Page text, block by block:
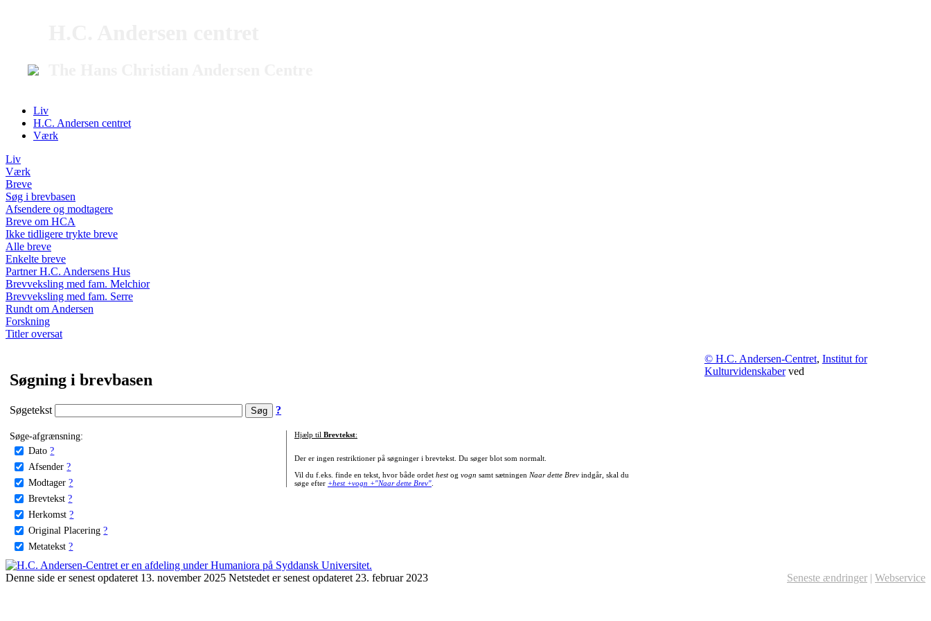
Liv
H.C. Andersen centret
Værk
Liv
Værk
Breve
Søg i brevbasen
Afsendere og modtagere
Breve om HCA
Ikke tidligere trykte breve
Alle breve
Enkelte breve
Partner H.C. Andersens Hus
Brevveksling med fam. Melchior
Brevveksling med fam. Serre
Rundt om Andersen
Forskning
Titler oversat
Søgning i brevbasen
Søgetekst ?
Søge-afgrænsning:
Dato ?
Afsender ?
Modtager ?
Brevtekst ?
Herkomst ?
Original Placering ?
Metatekst ?
Hjælp til Brevtekst:
Der er ingen restriktioner på søgninger i brevtekst. Du søger blot som normalt.
Vil du f.eks. finde en tekst, hvor både ordet hestog vogn samt sætningen Naar dette Brevindgår, skal du
søge efter +hest +vogn +"Naar dette Brev".
© H.C. Andersen-Centret, Institut for
Kulturvidenskaberved
Denne side er senest opdateret 13. november 2025 Netstedet er senest opdateret 23. februar 2023 Seneste ændringer | Webservice